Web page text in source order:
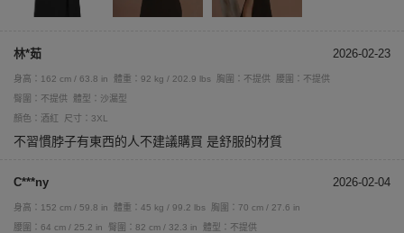
林*茹 2026-02-23
身高：162 cm / 63.8 in 體重：92 kg / 202.9 lbs 胸圍：不提供
腰圍：不提供
臀圍：不提供
體型：沙漏型
顏色：酒紅
尺寸：3XL
不習慣脖子有東西的人不建議購買 是舒服的材質
C***ny 2026-02-04
身高：152 cm / 59.8 in 體重：45 kg / 99.2 lbs
胸圍：70 cm / 27.6 in
腰圍：64 cm / 25.2 in
臀圍：82 cm / 32.3 in
體型：不提供